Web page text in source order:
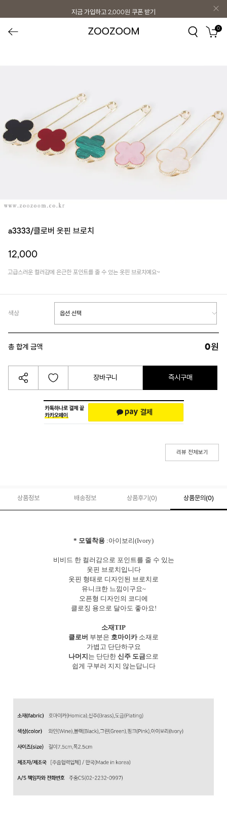
지금 가입하고 2,000원 쿠폰 받기
0
a3333/클로버 옷핀 브로치
12,000
고급스러운 컬러감에 은근한 포인트를 줄 수 있는 옷핀 브로치예요~
색상
총 합계 금액 0원
장바구니 즉시구매
리뷰 전체보기
상품정보 배송정보 상품후기(0) 상품문의 (0)
* 모델착용 :아이보리(Ivory)
비비드 한 컬러감으로 포인트를 줄 수 있는
옷핀 브로치입니다
옷핀 형태로 디자인된 브로치로
유니크한 느낌이구요~
오픈형 디자인의 코디에
클로징 용으로 달아도 좋아요!
소재TIP
클로버 부분은 호마이카소재로
가볍고 단단하구요
나머지는 단단한 신주 도금으로
쉽게 구부러 지지 않는답니다